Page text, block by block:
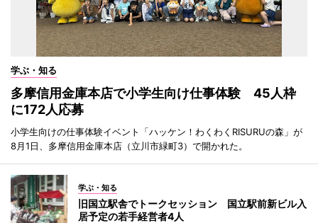
学ぶ・知る
多摩信用金庫本店で小学生向け仕事体験 45人枠
に172人応募
小学生向けの仕事体験イベント「ハッケン！わくわくRISURUの森」が
8月1日、多摩信用金庫本店（立川市緑町3）で開かれた。
学ぶ・知る
旧国立駅舎でトークセッション 国立駅前新ビル入
居予定の若手経営者4人